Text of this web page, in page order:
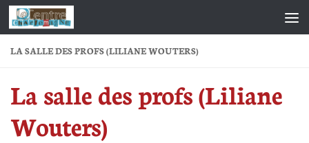
Skip to content
LA SALLE DES PROFS (LILIANE WOUTERS)
La salle des profs (Liliane
Wouters)